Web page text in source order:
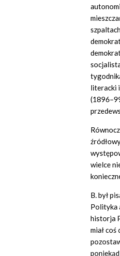
literacki
wielce
B. był
Polityka
historja
miał